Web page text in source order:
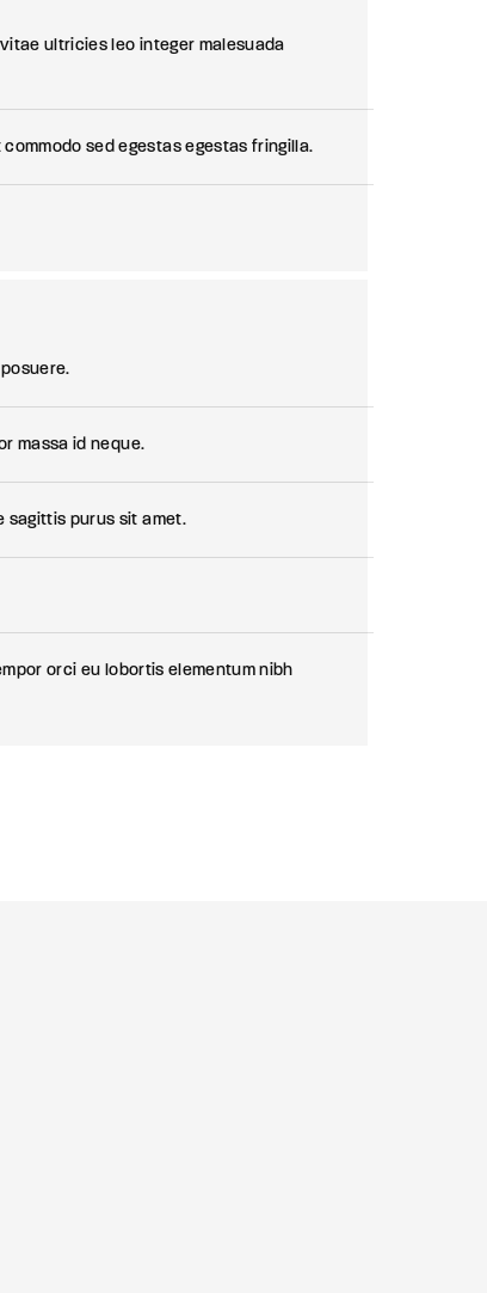
ultricies leo integer malesuada
sed egestas egestas fringilla.
massa id neque.
sagittis purus sit amet.
orci eu lobortis elementum nibh